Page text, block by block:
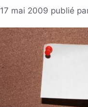
17 mai 2009 publié